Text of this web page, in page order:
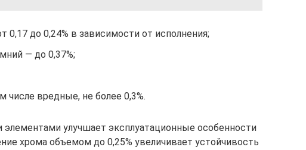
0,17 до 0,24% в зависимости от исполнения;
— до 0,37%;
числе вредные, не более 0,3%.
элементами улучшает эксплуатационные особенности
хрома объемом до 0,25% увеличивает устойчивость